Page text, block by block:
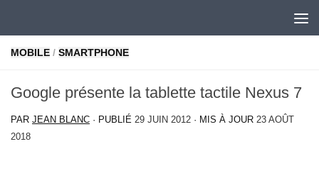
MOBILE / SMARTPHONE
Google présente la tablette tactile Nexus 7
PAR JEAN BLANC · PUBLIÉ 29 JUIN 2012 · MIS À JOUR 23 AOÛT
2018